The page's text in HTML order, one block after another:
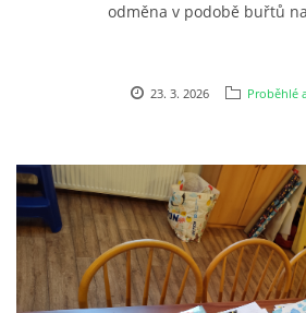
odměna v podobě buřtů
23. 3. 2026 Proběhlé